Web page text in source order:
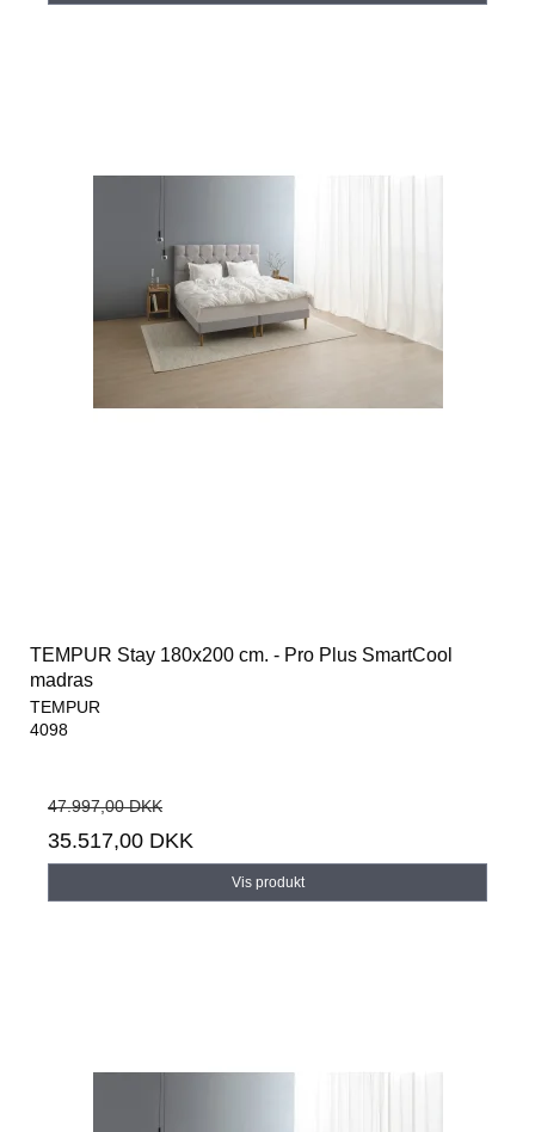
TEMPUR Stay 180x200 cm. - Pro Plus SmartCool
madras
TEMPUR
4098
47.997,00 DKK
35.517,00 DKK
Vis produkt